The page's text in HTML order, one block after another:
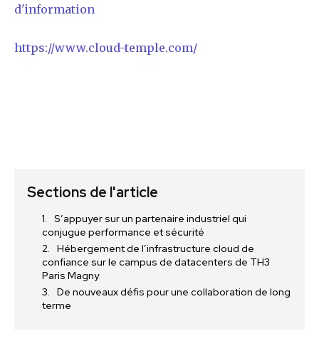
https://www.cloud-temple.com/
Sections de l'article
S’appuyer sur un partenaire industriel qui
conjugue performance et sécurité
Hébergement de l’infrastructure cloud de
confiance sur le campus de datacenters de TH3
Paris Magny
De nouveaux défis pour une collaboration de long
terme